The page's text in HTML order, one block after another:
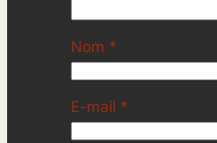
Nom *
E-mail *